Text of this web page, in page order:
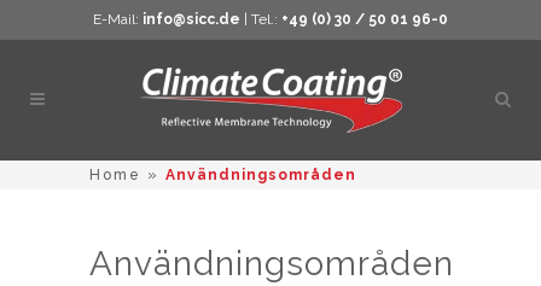
E-Mail: info@sicc.de | Tel.: +49 (0) 30 / 50 01 96-0
Home » Användningsområden
Användningsområden